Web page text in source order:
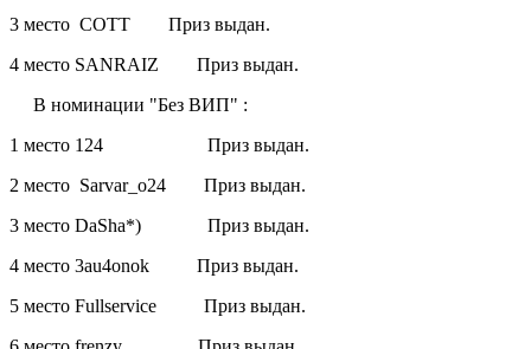
3 место СОТТ Приз выдан.
4 место SANRAIZ Приз выдан.
В номинации "Без ВИП" :
1 место 124 Приз выдан.
2 место Sarvar_o24 Приз выдан.
3 место DaSha*) Приз выдан.
4 место 3au4onok Приз выдан.
5 место Fullservice Приз выдан.